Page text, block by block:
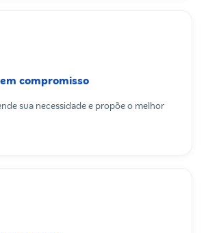
compromisso
sua necessidade e propõe o melhor